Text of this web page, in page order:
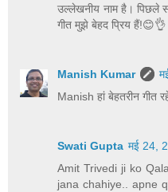
उल्लेखनीय नाम है। पिछले
गीत मुझे बेहद प्रिय हैं!😊👌
Manish Kumar
Manish हां बेहतरीन गीत
Swati Gupta मई 24,
Amit Trivedi ji ko
jana chahiye.. apne